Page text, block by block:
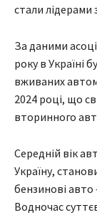
стали лідерами
За даними
року в Україні
вживаних
2024 році, що
вторинного
Середній вік
Україну,
бензинові авто
Водночас